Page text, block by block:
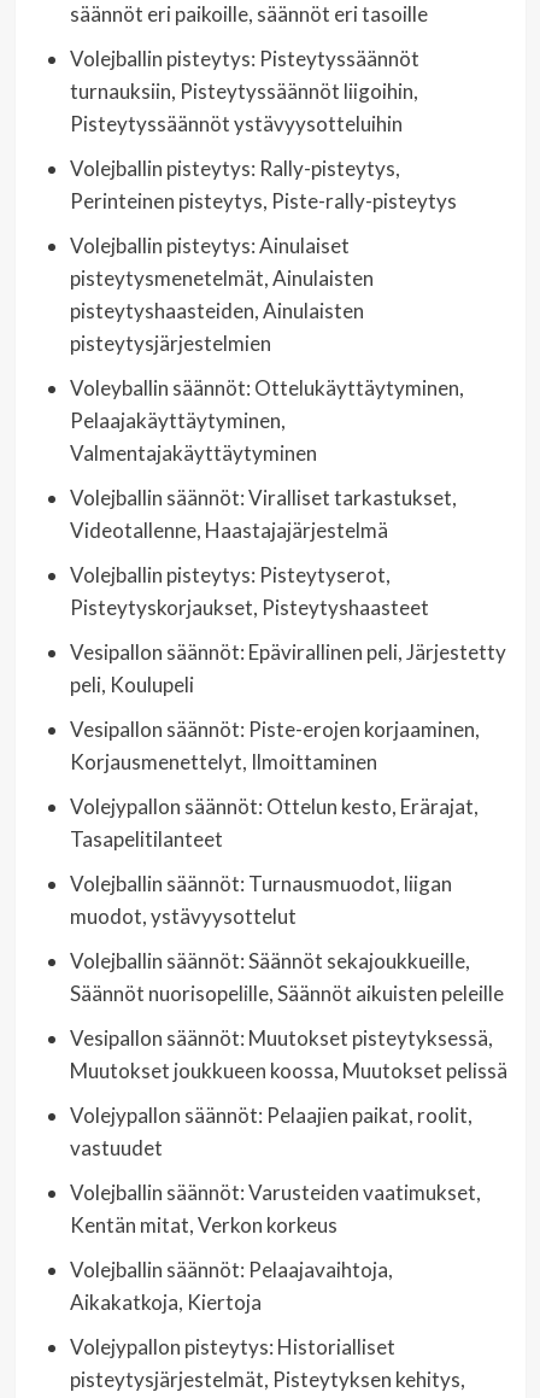
säännöt eri paikoille, säännöt eri tasoille
Volejballin pisteytys: Pisteytyssäännöt
turnauksiin, Pisteytyssäännöt liigoihin,
Pisteytyssäännöt ystävyysotteluihin
Volejballin pisteytys: Rally-pisteytys,
Perinteinen pisteytys, Piste-rally-pisteytys
Volejballin pisteytys: Ainulaiset
pisteytysmenetelmät, Ainulaisten
pisteytyshaasteiden, Ainulaisten
pisteytysjärjestelmien
Voleyballin säännöt: Ottelukäyttäytyminen,
Pelaajakäyttäytyminen,
Valmentajakäyttäytyminen
Volejballin säännöt: Viralliset tarkastukset,
Videotallenne, Haastajajärjestelmä
Volejballin pisteytys: Pisteytyserot,
Pisteytyskorjaukset, Pisteytyshaasteet
Vesipallon säännöt: Epävirallinen peli, Järjestetty
peli, Koulupeli
Vesipallon säännöt: Piste-erojen korjaaminen,
Korjausmenettelyt, Ilmoittaminen
Volejypallon säännöt: Ottelun kesto, Erärajat,
Tasapelitilanteet
Volejballin säännöt: Turnausmuodot, liigan
muodot, ystävyysottelut
Volejballin säännöt: Säännöt sekajoukkueille,
Säännöt nuorisopelille, Säännöt aikuisten peleille
Vesipallon säännöt: Muutokset pisteytyksessä,
Muutokset joukkueen koossa, Muutokset pelissä
Volejypallon säännöt: Pelaajien paikat, roolit,
vastuudet
Volejballin säännöt: Varusteiden vaatimukset,
Kentän mitat, Verkon korkeus
Volejballin säännöt: Pelaajavaihtoja,
Aikakatkoja, Kiertoja
Volejypallon pisteytys: Historialliset
pisteytysjärjestelmät, Pisteytyksen kehitys,